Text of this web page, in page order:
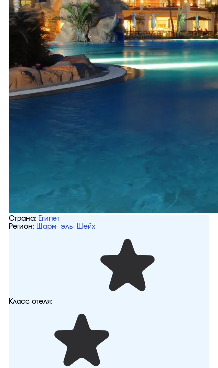
Страна: Египет
Регион: Шарм- эль- Шейх
Класс отеля: